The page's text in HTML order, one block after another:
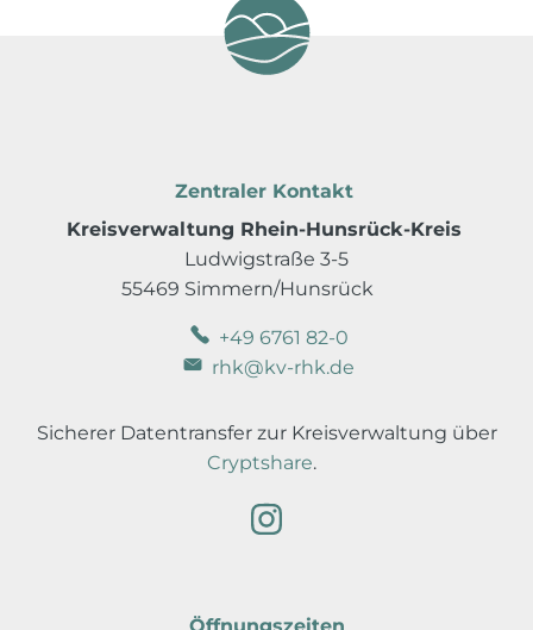
Zentraler Kontakt
Kreisverwaltung Rhein-Hunsrück-Kreis
Ludwigstraße 3-5
55469 Simmern/Hunsrück
+49 6761 82-0
rhk@kv-rhk.de
Sicherer Datentransfer zur Kreisverwaltung über
Cryptshare.
Öffnungszeiten